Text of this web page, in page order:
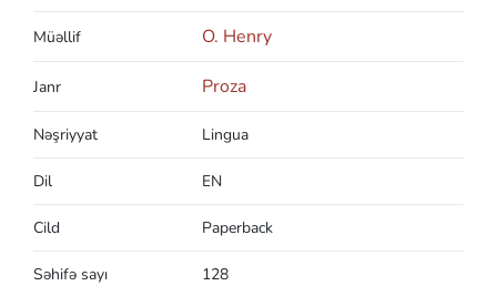
Müəllif O. Henry
Janr Proza
Nəşriyyat Lingua
Dil EN
Cild Paperback
Səhifə sayı 128